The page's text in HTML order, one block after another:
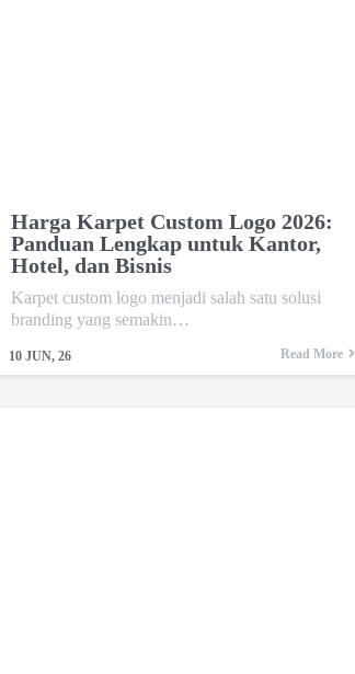
Harga Karpet Custom Logo 2026:
Panduan Lengkap untuk Kantor,
Hotel, dan Bisnis
10 JUN, 26
Karpet custom logo menjadi salah satu solusi
branding yang semakin…
Read More